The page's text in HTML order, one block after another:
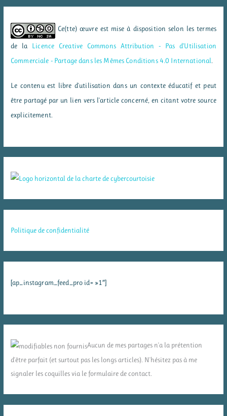
Ce(tte) œuvre est mise à disposition selon les termes
de la Licence Creative Commons Attribution - Pas d’Utilisation
Commerciale - Partage dans les Mêmes Conditions 4.0 International.
Le contenu est libre d'utilisation dans un contexte éducatif et peut
être partagé par un lien vers l'article concerné, en citant votre source
explicitement.
Politique de confidentialité
[ap_instagram_feed_pro id= »1″]
Aucun de mes partages n'a la prétention
d'être parfait (et surtout pas les longs articles). N'hésitez pas à me
signaler les coquilles via le formulaire de contact.